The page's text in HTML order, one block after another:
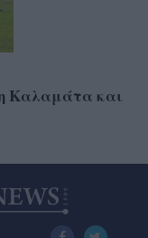
η Καλαμάτα και